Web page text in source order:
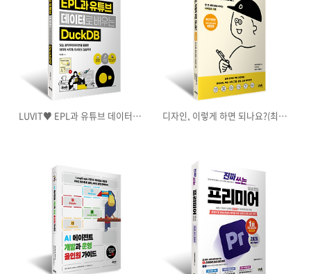
LUVIT♥ EPL과 유튜브 데이터로 디자인, 이렇게 하면 되나요?(최신